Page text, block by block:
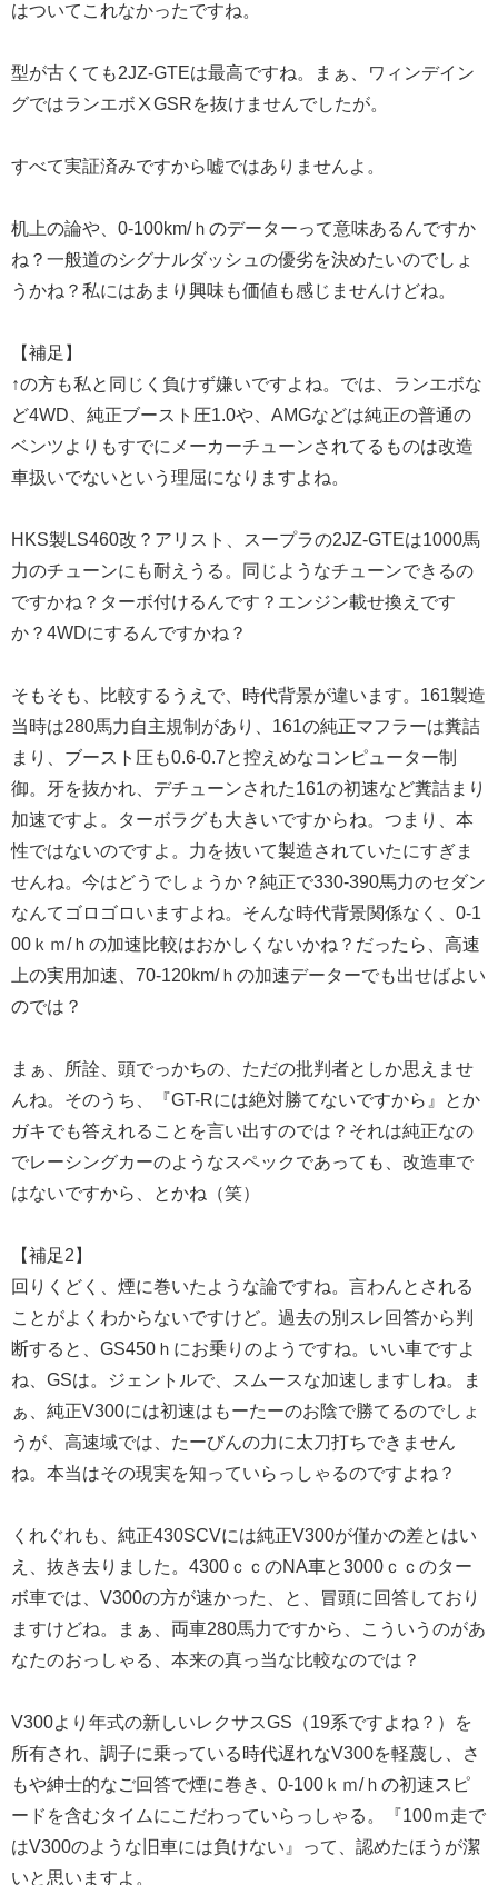
はついてこれなかったですね。
型が古くても2JZ-GTEは最高ですね。まぁ、ワィンデイン
グではランエボⅩGSRを抜けませんでしたが。
すべて実証済みですから嘘ではありませんよ。
机上の論や、0-100km/ｈのデーターって意味あるんですか
ね？一般道のシグナルダッシュの優劣を決めたいのでしょ
うかね？私にはあまり興味も価値も感じませんけどね。
【補足】
↑の方も私と同じく負けず嫌いですよね。では、ランエボな
ど4WD、純正ブースト圧1.0や、AMGなどは純正の普通の
ベンツよりもすでにメーカーチューンされてるものは改造
車扱いでないという理屈になりますよね。
HKS製LS460改？アリスト、スープラの2JZ-GTEは1000馬
力のチューンにも耐えうる。同じようなチューンできるの
ですかね？ターボ付けるんです？エンジン載せ換えです
か？4WDにするんですかね？
そもそも、比較するうえで、時代背景が違います。161製造
当時は280馬力自主規制があり、161の純正マフラーは糞詰
まり、ブースト圧も0.6-0.7と控えめなコンピューター制
御。牙を抜かれ、デチューンされた161の初速など糞詰まり
加速ですよ。ターボラグも大きいですからね。つまり、本
性ではないのですよ。力を抜いて製造されていたにすぎま
せんね。今はどうでしょうか？純正で330-390馬力のセダン
なんてゴロゴロいますよね。そんな時代背景関係なく、0-1
00ｋｍ/ｈの加速比較はおかしくないかね？だったら、高速
上の実用加速、70-120km/ｈの加速データーでも出せばよい
のでは？
まぁ、所詮、頭でっかちの、ただの批判者としか思えませ
んね。そのうち、『GT-Rには絶対勝てないですから』とか
ガキでも答えれることを言い出すのでは？それは純正なの
でレーシングカーのようなスペックであっても、改造車で
はないですから、とかね（笑）
【補足2】
回りくどく、煙に巻いたような論ですね。言わんとされる
ことがよくわからないですけど。過去の別スレ回答から判
断すると、GS450ｈにお乗りのようですね。いい車ですよ
ね、GSは。ジェントルで、スムースな加速しますしね。ま
ぁ、純正V300には初速はもーたーのお陰で勝てるのでしょ
うが、高速域では、たーびんの力に太刀打ちできません
ね。本当はその現実を知っていらっしゃるのですよね？
くれぐれも、純正430SCVには純正V300が僅かの差とはい
え、抜き去りました。4300ｃｃのNA車と3000ｃｃのター
ボ車では、V300の方が速かった、と、冒頭に回答しており
ますけどね。まぁ、両車280馬力ですから、こういうのがあ
なたのおっしゃる、本来の真っ当な比較なのでは？
V300より年式の新しいレクサスGS（19系ですよね？）を
所有され、調子に乗っている時代遅れなV300を軽蔑し、さ
もや紳士的なご回答で煙に巻き、0-100ｋｍ/ｈの初速スピ
ードを含むタイムにこだわっていらっしゃる。『100ｍ走で
はV300のような旧車には負けない』って、認めたほうが潔
いと思いますよ。